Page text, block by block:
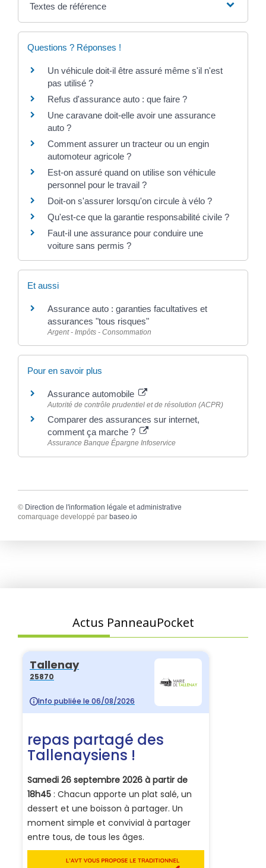
Textes de référence
Questions ? Réponses !
Un véhicule doit-il être assuré même s'il n'est
pas utilisé ?
Refus d'assurance auto : que faire ?
Une caravane doit-elle avoir une assurance
auto ?
Comment assurer un tracteur ou un engin
automoteur agricole ?
Est-on assuré quand on utilise son véhicule
personnel pour le travail ?
Doit-on s'assurer lorsqu'on circule à vélo ?
Qu'est-ce que la garantie responsabilité civile ?
Faut-il une assurance pour conduire une
voiture sans permis ?
Et aussi
Assurance auto : garanties facultatives et
assurances "tous risques"
Argent - Impôts - Consommation
Pour en savoir plus
Assurance automobile
Autorité de contrôle prudentiel et de résolution (ACPR)
Comparer des assurances sur internet,
comment ça marche ?
Assurance Banque Épargne Infoservice
© Direction de l'information légale et administrative
comarquage developpé par baseo.io
Actus PanneauPocket